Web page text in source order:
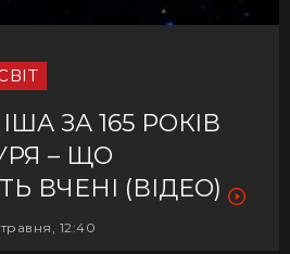
ЗА 165 РОКІВ
– ЩО
ВЧЕНІ (ВІДЕО)
травня, 12:40